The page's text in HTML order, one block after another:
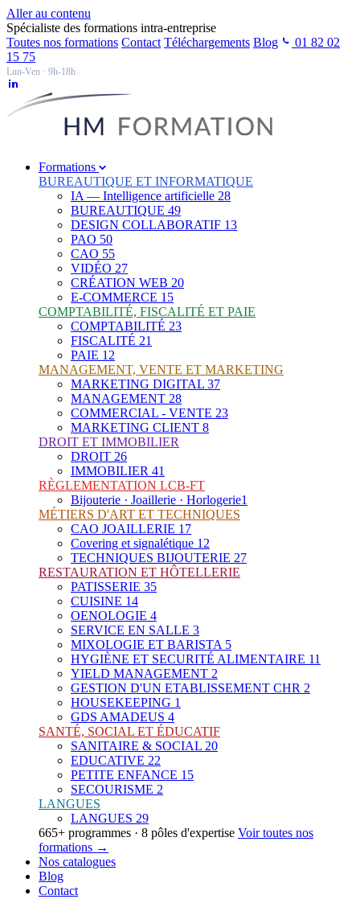
Aller au contenu
Spécialiste des formations intra-entreprise
Toutes nos formations Contact Téléchargements Blog
01 82 02
15 75
Lun-Ven · 9h-18h
Formations
BUREAUTIQUE ET INFORMATIQUE
IA — Intelligence artificielle 28
BUREAUTIQUE 49
DESIGN COLLABORATIF 13
PAO 50
CAO 55
VIDÉO 27
CRÉATION WEB 20
E-COMMERCE 15
COMPTABILITÉ, FISCALITÉ ET PAIE
COMPTABILITÉ 23
FISCALITÉ 21
PAIE 12
MANAGEMENT, VENTE ET MARKETING
MARKETING DIGITAL 37
MANAGEMENT 28
COMMERCIAL - VENTE 23
MARKETING CLIENT 8
DROIT ET IMMOBILIER
DROIT 26
IMMOBILIER 41
RÈGLEMENTATION LCB-FT
Bijouterie · Joaillerie · Horlogerie1
MÉTIERS D'ART ET TECHNIQUES
CAO JOAILLERIE 17
Covering et signalétique 12
TECHNIQUES BIJOUTERIE 27
RESTAURATION ET HÔTELLERIE
PATISSERIE 35
CUISINE 14
OENOLOGIE 4
SERVICE EN SALLE 3
MIXOLOGIE ET BARISTA 5
HYGIÈNE ET SECURITÉ ALIMENTAIRE 11
YIELD MANAGEMENT 2
GESTION D'UN ETABLISSEMENT CHR 2
HOUSEKEEPING 1
GDS AMADEUS 4
SANTÉ, SOCIAL ET ÉDUCATIF
SANITAIRE & SOCIAL 20
EDUCATIVE 22
PETITE ENFANCE 15
SECOURISME 2
LANGUES
LANGUES 29
665+ programmes · 8 pôles d'expertise Voir toutes nos
formations →
Nos catalogues
Blog
Contact